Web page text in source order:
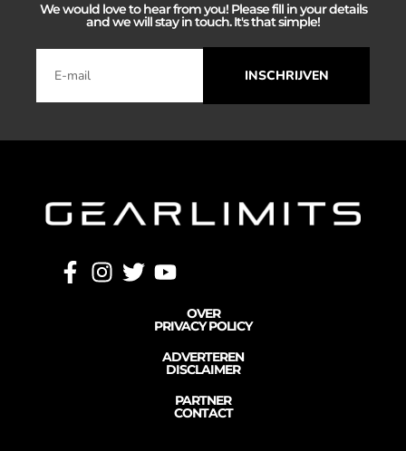
We would love to hear from you! Please fill in your details
and we will stay in touch. It's that simple!
INSCHRIJVEN
OVER
PRIVACY POLICY
ADVERTEREN
DISCLAIMER
PARTNER
CONTACT